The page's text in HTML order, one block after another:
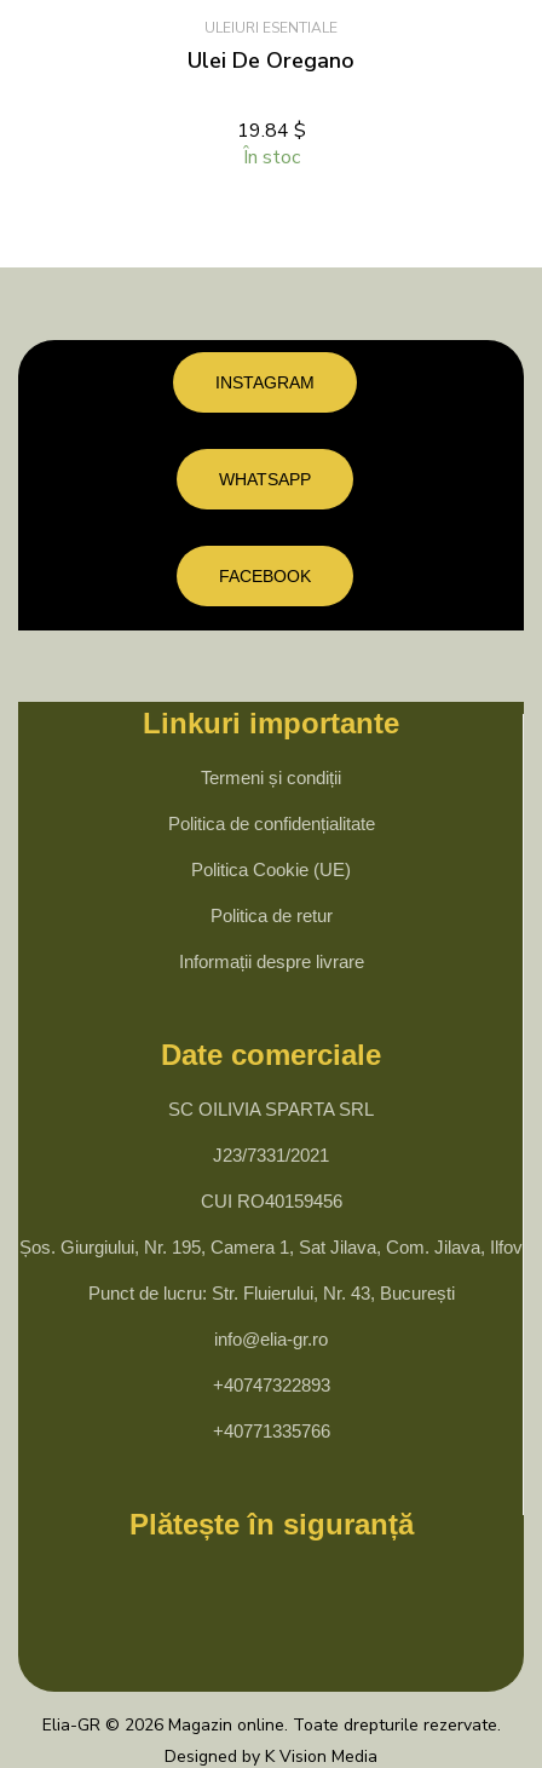
ULEIURI ESENTIALE
Ulei De Oregano
19.84 $
În stoc
INSTAGRAM
WHATSAPP
FACEBOOK
Linkuri importante
Termeni și condiții
Politica de confidențialitate
Politica Cookie (UE)
Politica de retur
Informații despre livrare
Date comerciale
SC OILIVIA SPARTA SRL
J23/7331/2021
CUI RO40159456
Șos. Giurgiului, Nr. 195, Camera 1, Sat Jilava, Com. Jilava, Ilfov
Punct de lucru: Str. Fluierului, Nr. 43, București
info@elia-gr.ro
+40747322893
+40771335766
Plătește în siguranță
Elia-GR © 2026 Magazin online. Toate drepturile rezervate.
Designed by K Vision Media